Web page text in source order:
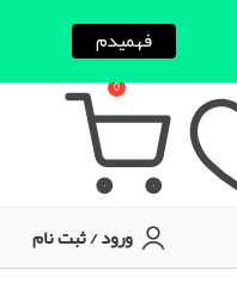
0
ورود / ثبت نام
فهمیدم